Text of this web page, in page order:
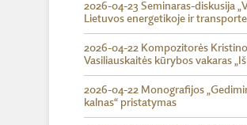
2026-04-23 Seminaras-diskusija
Lietuvos energetikoje ir
2026-04-22 Kompozitorės
Vasiliauskaitės kūrybos vakaras
2026-04-22 Monografijos
kalnas“ pristatymas